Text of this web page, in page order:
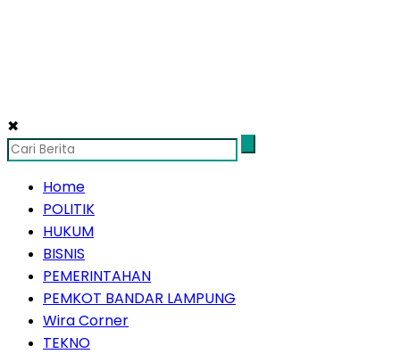
✖
Home
POLITIK
HUKUM
BISNIS
PEMERINTAHAN
PEMKOT BANDAR LAMPUNG
Wira Corner
TEKNO